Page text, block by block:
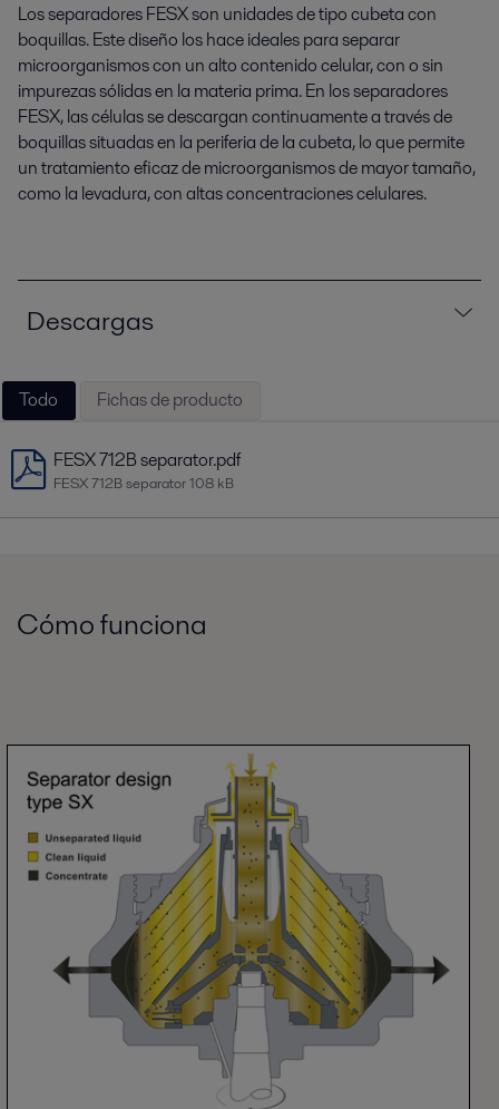
Los separadores FESX son unidades de tipo cubeta con
boquillas. Este diseño los hace ideales para separar
microorganismos con un alto contenido celular, con o sin
impurezas sólidas en la materia prima. En los separadores
FESX, las células se descargan continuamente a través de
boquillas situadas en la periferia de la cubeta, lo que permite
un tratamiento eficaz de microorganismos de mayor tamaño,
como la levadura, con altas concentraciones celulares.
Descargas
Todo Fichas de producto
FESX 712B separator.pdf
FESX 712B separator108 kB
Cómo funciona